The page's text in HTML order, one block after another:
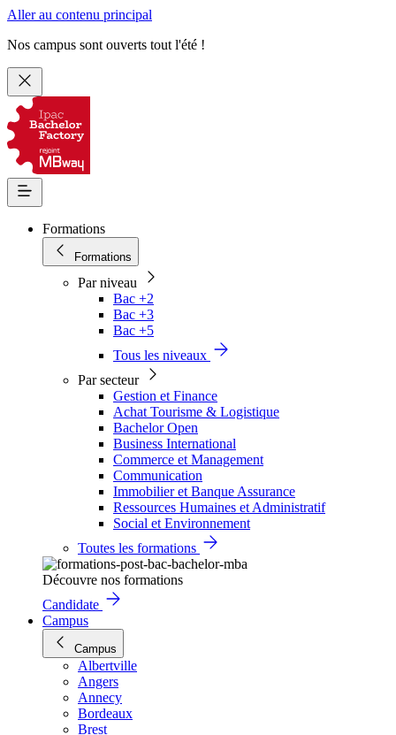
Aller au contenu principal
Nos campus sont ouverts tout l'été !
Formations
Formations
Par niveau
Bac +2
Bac +3
Bac +5
Tous les niveaux
Par secteur
Gestion et Finance
Achat Tourisme & Logistique
Bachelor Open
Business International
Commerce et Management
Communication
Immobilier et Banque Assurance
Ressources Humaines et Administratif
Social et Environnement
Toutes les formations
Découvre nos formations
Candidate
Campus
Campus
Albertville
Angers
Annecy
Bordeaux
Brest